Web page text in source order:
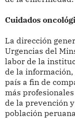
Cuidados
La dirección
Urgencias del
labor de la
de la
país a fin de
más
de la prevención
población